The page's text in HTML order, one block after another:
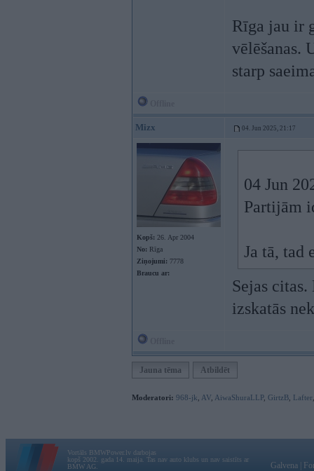
Rīga jau ir
vēlēšanas.
starp
Mizx 04. Jun 2025, 21:17
Kopš: 26. Apr 2004
No: Rīga
Ziņojumi: 7778
Braucu ar:
04 Jun
Partijām
Ja tā, tad
Sejas
izskatās
Jauna tēma Atbildēt
Moderatori: 968-jk AV AiwaShuraLLP, GirtzB Lafter
Vortāls BMWPower.lv darbojas
kopš 2002. gada 14. maija. Tas nav auto klubs un nav saistīts ar
BMW AG.
Galvena